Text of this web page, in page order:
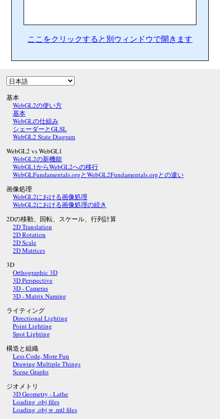
ここをクリックすると別ウィンドウで開きます
基本
WebGL2の使い方
基本
WebGLの仕組み
シェーダーとGLSL
WebGL2 State Diagram
WebGL2 vs WebGL1
WebGL2の新機能
WebGL1からWebGL2への移行
WebGLFundamentals.orgとWebGL2Fundamentals.orgとの違い
画像処理
WebGL2における画像処理
WebGL2における画像処理の続き
2Dの移動、回転、スケール、行列計算
2D Translation
2D Rotation
2D Scale
2D Matrices
3D
Orthographic 3D
3D Perspective
3D - Cameras
3D - Matrix Naming
ライティング
Directional Lighting
Point Lighting
Spot Lighting
構造と組織
Less Code, More Fun
Drawing Multiple Things
Scene Graphs
ジオメトリ
3D Geometry - Lathe
Loading .obj files
Loading .obj w .mtl files